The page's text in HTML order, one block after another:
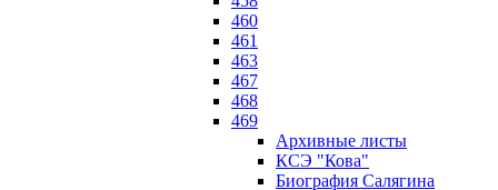
460
461
463
467
468
469
Архивные листы
КСЭ "Кова"
Биография Салягина